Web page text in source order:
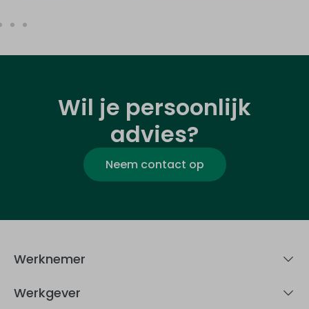
Wil je persoonlijk
advies?
Neem contact op
Werknemer
Werkgever